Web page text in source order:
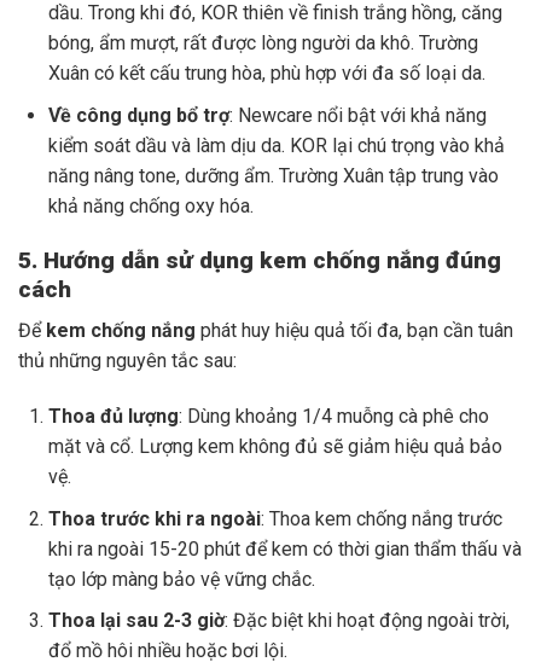
dầu. Trong khi đó, KOR thiên về finish trắng hồng, căng
bóng, ẩm mượt, rất được lòng người da khô. Trường
Xuân có kết cấu trung hòa, phù hợp với đa số loại da.
Về công dụng bổ trợ: Newcare nổi bật với khả năng
kiểm soát dầu và làm dịu da. KOR lại chú trọng vào khả
năng nâng tone, dưỡng ẩm. Trường Xuân tập trung vào
khả năng chống oxy hóa.
5. Hướng dẫn sử dụng kem chống nắng đúng
cách
Để kem chống nắng phát huy hiệu quả tối đa, bạn cần tuân
thủ những nguyên tắc sau:
Thoa đủ lượng: Dùng khoảng 1/4 muỗng cà phê cho
mặt và cổ. Lượng kem không đủ sẽ giảm hiệu quả bảo
vệ.
Thoa trước khi ra ngoài: Thoa kem chống nắng trước
khi ra ngoài 15-20 phút để kem có thời gian thẩm thấu và
tạo lớp màng bảo vệ vững chắc.
Thoa lại sau 2-3 giờ: Đặc biệt khi hoạt động ngoài trời,
đổ mồ hôi nhiều hoặc bơi lội.